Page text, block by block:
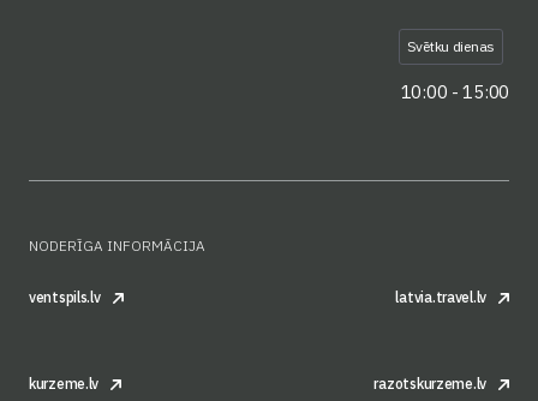
Svētku dienas
10:00 - 15:00
NODERĪGA INFORMĀCIJA
ventspils.lv latvia.travel.lv
kurzeme.lv razotskurzeme.lv